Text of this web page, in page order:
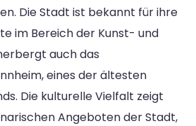
Die Stadt ist bekannt für ihre
im Bereich der Kunst- und
auch das
eines der ältesten
Die kulturelle Vielfalt zeigt
Angeboten der Stadt,